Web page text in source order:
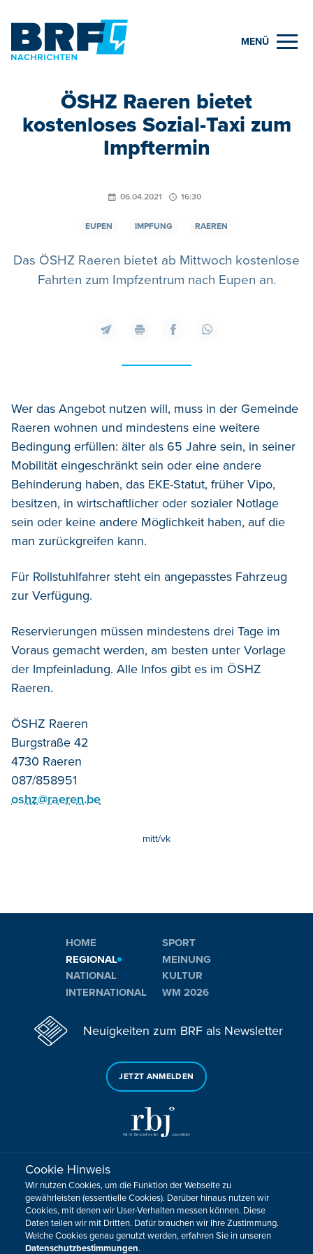
MENÜ
ÖSHZ Raeren bietet
kostenloses Sozial-Taxi zum
Impftermin
06.04.2021 16:30
EUPEN IMPFUNG RAEREN
Das ÖSHZ Raeren bietet ab Mittwoch kostenlose
Fahrten zum Impfzentrum nach Eupen an.
Wer das Angebot nutzen will, muss in der Gemeinde
Raeren wohnen und mindestens eine weitere
Bedingung erfüllen: älter als 65 Jahre sein, in seiner
Mobilität eingeschränkt sein oder eine andere
Behinderung haben, das EKE-Statut, früher Vipo,
besitzen, in wirtschaftlicher oder sozialer Notlage
sein oder keine andere Möglichkeit haben, auf die
man zurückgreifen kann.
Für Rollstuhlfahrer steht ein angepasstes Fahrzeug
zur Verfügung.
Reservierungen müssen mindestens drei Tage im
Voraus gemacht werden, am besten unter Vorlage
der Impfeinladung. Alle Infos gibt es im ÖSHZ
Raeren.
ÖSHZ Raeren
Burgstraße 42
4730 Raeren
087/858951
oshz@raeren.be
mitt/vk
HOME
REGIONAL
NATIONAL
INTERNATIONAL
SPORT
MEINUNG
KULTUR
WM 2026
Neuigkeiten zum BRF als Newsletter
JETZT ANMELDEN
Sie haben noch Fragen oder Anmerkungen?
KONTAKTIEREN SIE UNS!
Impressum Datenschutz Kontakt
Barrierefreiheit
Cookie-Zustimmung anpassen
Cookie Hinweis
Wir nutzen Cookies, um die Funktion der Webseite zu
gewährleisten (essentielle Cookies). Darüber hinaus nutzen wir
Cookies, mit denen wir User-Verhalten messen können. Diese
Daten teilen wir mit Dritten. Dafür brauchen wir Ihre Zustimmung.
Welche Cookies genau genutzt werden, erfahren Sie in unseren
Datenschutzbestimmungen.